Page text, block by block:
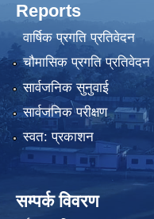
Reports
वार्षिक प्रगति प्रतिवेदन
चौमासिक प्रगति प्रतिवेदन
सार्वजनिक सुनुवाई
सार्वजनिक परीक्षण
स्वत: प्रकाशन
सम्पर्क विवरण